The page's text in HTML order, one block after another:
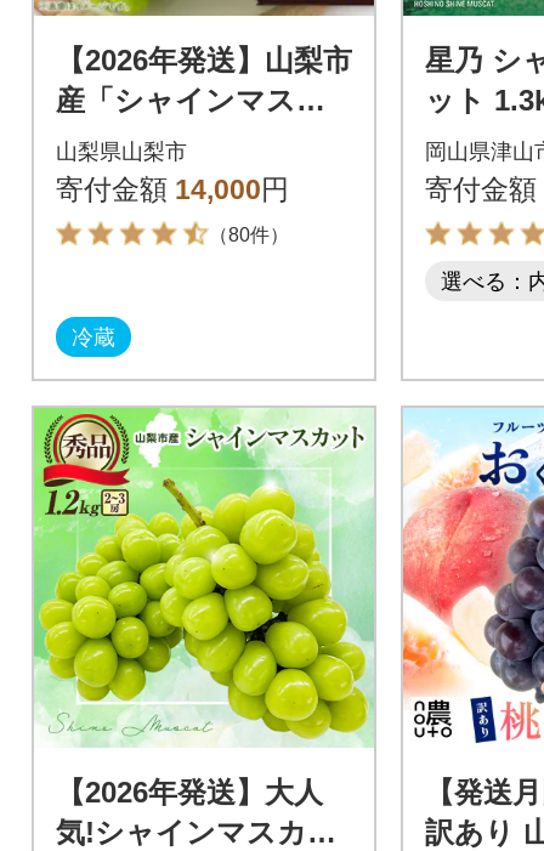
【2026年発送】山梨市
産「シャインマスカ
ット(種なし)」 約1.5k
g (約500g×3房)
山梨県山梨市
寄付金額 14,000円
（80件）
冷蔵
星乃 シ
ット
量限定
う フル
う
岡山県津山
寄付金額
選べる：
【2026年発送】大人
気!シャインマスカッ
【発送
訳あり